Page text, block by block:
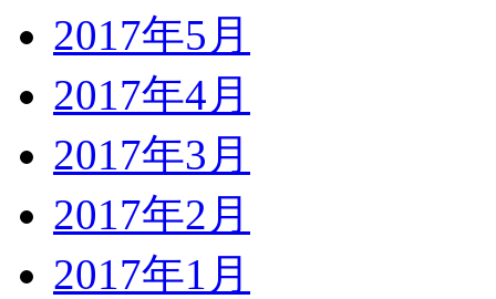
2017年5月
2017年4月
2017年3月
2017年2月
2017年1月